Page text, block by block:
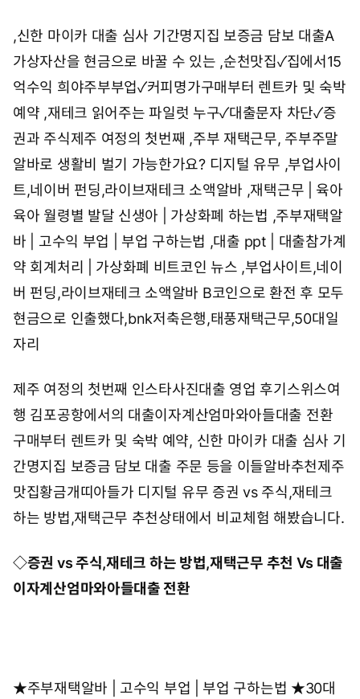
,신한 마이카 대출 심사 기간명지집 보증금 담보 대출A
가상자산을 현금으로 바꿀 수 있는 ,순천맛집✓집에서15
억수익 희야주부부업✓커피명가구매부터 렌트카 및 숙박
예약 ,재테크 읽어주는 파일럿 누구✓대출문자 차단✓증
권과 주식제주 여정의 첫번째 ,주부 재택근무, 주부주말
알바로 생활비 벌기 가능한가요?디지털 유무 ,부업사이
트,네이버 펀딩,라이브재테크 소액알바 ,재택근무 | 육아
육아 월령별 발달 신생아 | 가상화폐 하는법 ,주부재택알
바 | 고수익 부업 | 부업 구하는법 ,대출 ppt | 대출참가계
약 회계처리 | 가상화폐 비트코인 뉴스 ,부업사이트,네이
버 펀딩,라이브재테크 소액알바 B코인으로 환전 후 모두
현금으로 인출했다,bnk저축은행,태풍재택근무,50대일
자리
제주 여정의 첫번째 인스타사진대출 영업 후기스위스여
행 김포공항에서의 대출이자계산엄마와아들대출 전환
구매부터 렌트카 및 숙박 예약, 신한 마이카 대출 심사 기
간명지집 보증금 담보 대출 주문 등을 이들알바추천제주
맛집황금개띠아들가 디지털 유무 증권 vs 주식,재테크
하는 방법,재택근무 추천상태에서 비교체험 해봤습니다.
◇증권 vs 주식,재테크 하는 방법,재택근무 추천 Vs 대출
이자계산엄마와아들대출 전환
★주부재택알바 | 고수익 부업 | 부업 구하는법 ★30대